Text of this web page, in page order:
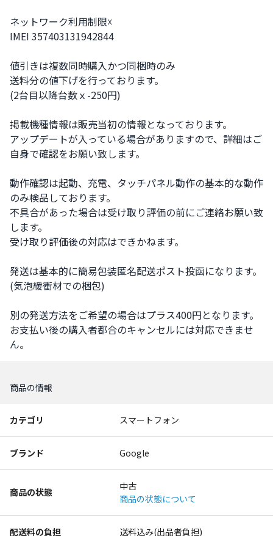
ネットワーク利用制限☓
IMEI 357403131942844
値引きは複数同時購入かつ同梱時のみ
送料分の値下げを行っております。
(2台目以降台数ｘ-250円)
掲載機種情報は販売当初の情報となっております。
アップデートが入っている場合がありますので、詳細はご
自身で確認をお願い致します。
動作確認は起動、充電、タッチパネル動作の基本的な動作
のみ検品しております。
不具合があった場合は受け取り評価の前にご連絡お願い致
します。
受け取り評価後の対応はできかねます。
発送は基本的に簡易包装匿名配送ポスト投函になります。
(気泡緩衝材での梱包)
別の発送方法をご希望の場合はプラス400円となります。
お支払い後の購入者都合のキャンセルには対応できませ
ん。
商品の情報
カテゴリ スマートフォン
ブランド Google
商品の状態
中古
商品の状態について
配送料の負担 送料込み(出品者負担)